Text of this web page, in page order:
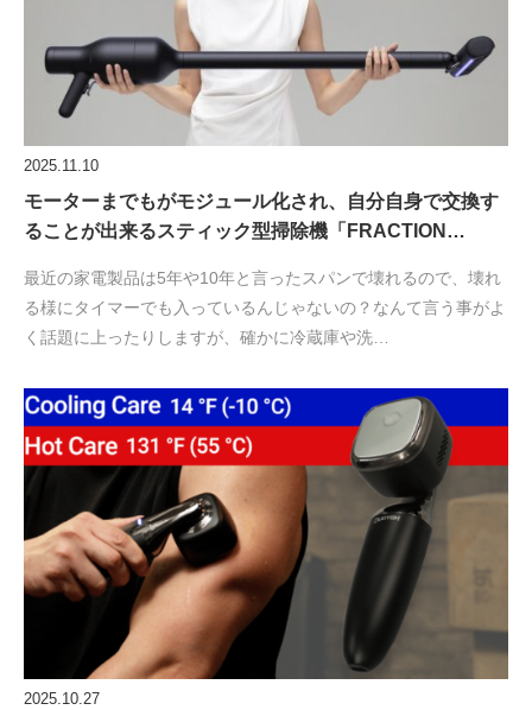
2025.11.10
モーターまでもがモジュール化され、自分自身で交換す
ることが出来るスティック型掃除機「FRACTION…
最近の家電製品は5年や10年と言ったスパンで壊れるので、壊れ
る様にタイマーでも入っているんじゃないの？なんて言う事がよ
く話題に上ったりしますが、確かに冷蔵庫や洗…
2025.10.27